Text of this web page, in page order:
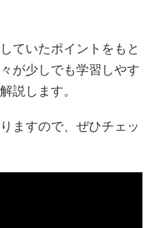
ていたポイントをもと
が少しでも学習しやす
説します。
ますので、ぜひチェッ